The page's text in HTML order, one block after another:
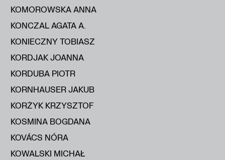
KOMOROWSKA ANNA
KONCZAL AGATA A.
KONIECZNY TOBIASZ
KORDJAK JOANNA
KORDUBA PIOTR
KORNHAUSER JAKUB
KORŻYK KRZYSZTOF
KOSMINA BOGDANA
KOVÁCS NÓRA
KOWALSKI MICHAŁ